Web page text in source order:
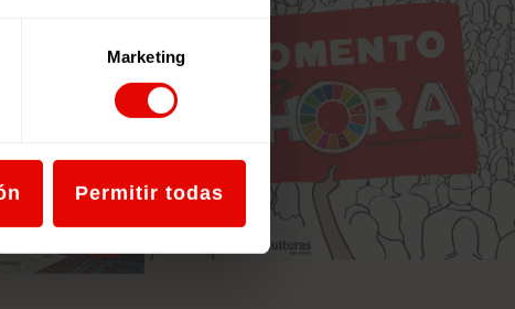
Marketing
Permitir todas